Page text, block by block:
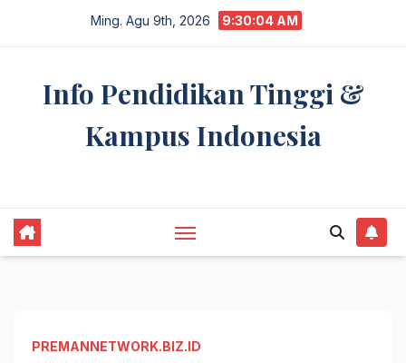
Ming. Agu 9th, 2026 9:30:05 AM
Info Pendidikan Tinggi &
Kampus Indonesia
PREMANNETWORK.BIZ.ID